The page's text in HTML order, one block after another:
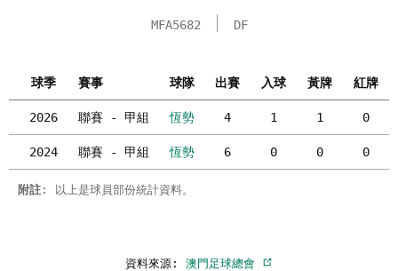
MFA5682 DF
球季 賽事 球隊 出賽 入球 黃牌 紅牌
2026 聯賽 - 甲組 恆勢 4 1 1 0
2024 聯賽 - 甲組 恆勢 6 0 0 0
附註 : 以上是球員部份統計資料。
資料來源: 澳門足球總會